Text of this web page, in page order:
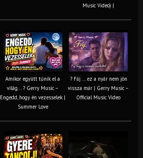
Music Video) |
Amikor együtt tűnik el a
világ... ? Gerry Music –
Engedd, hogy én vezesselek |
Summer Love
? Fáj … ez a nyár nem jön
vissza már | Gerry Music –
Official Music Video